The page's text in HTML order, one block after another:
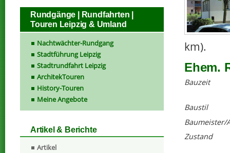
km).
Ehem.
Bauzeit
Baustil
Baumeister/
Zustand
Rundgänge | Rundfahrten |
Touren Leipzig & Umland
Nachtwächter-Rundgang
Stadtführung Leipzig
Stadtrundfahrt Leipzig
ArchitekTouren
History-Touren
Meine Angebote
Artikel & Berichte
Artikel